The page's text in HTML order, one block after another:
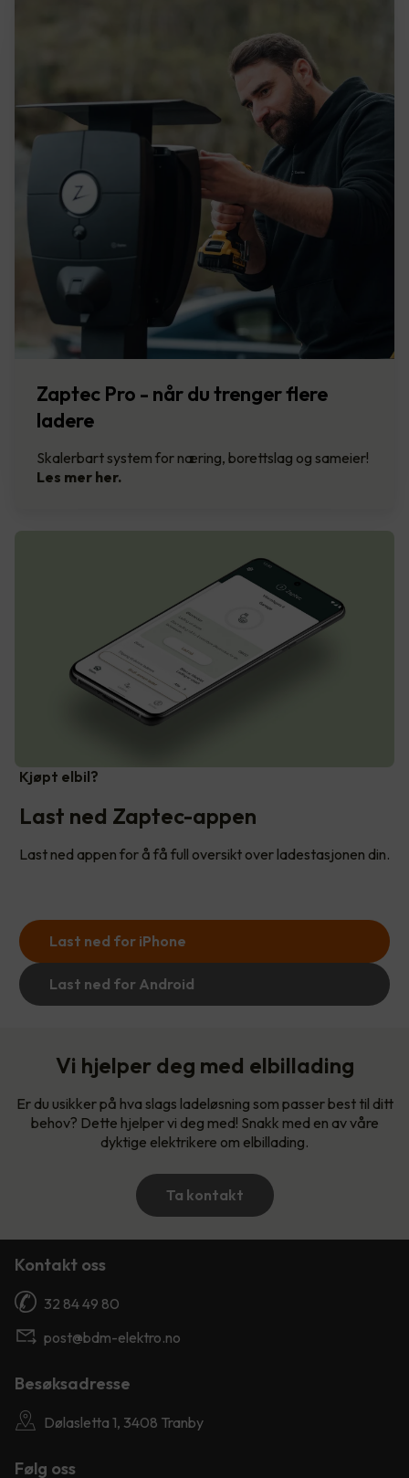
Zaptec Pro - når du trenger flere
ladere
Skalerbart system for næring, borettslag og sameier!
Les mer her.
Kjøpt elbil?
Last ned Zaptec-appen
Last ned appen for å få full oversikt over ladestasjonen din.
Last ned for iPhone
Last ned for Android
Vi hjelper deg med elbillading
Er du usikker på hva slags ladeløsning som passer best til ditt
behov? Dette hjelper vi deg med! Snakk med en av våre
dyktige elektrikere om elbillading.
Ta kontakt
Kontakt oss
32 84 49 80
post@bdm-elektro.no
Besøksadresse
Dølasletta 1, 3408 Tranby
Følg oss